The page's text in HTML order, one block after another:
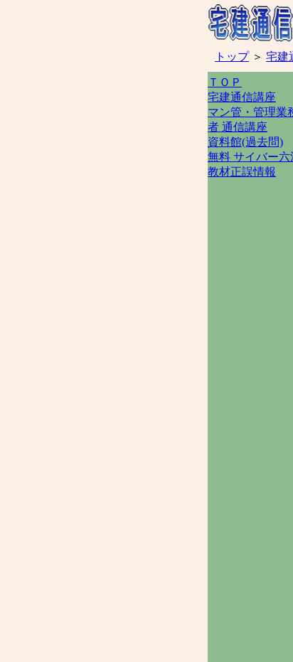
トップ＞ 宅建
ＴＯＰ
宅建通信講座
マン管・管理業
者 通信講座
資料館(過去問)
無料 サイバー六
教材正誤情報